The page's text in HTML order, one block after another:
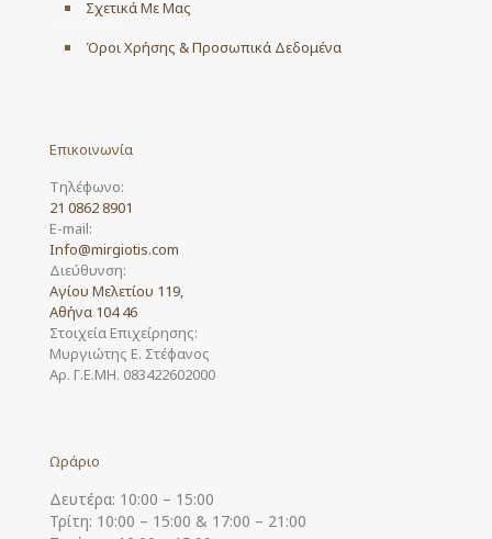
Σχετικά Με Μας
Όροι Χρήσης & Προσωπικά Δεδομένα
Επικοινωνία
Τηλέφωνο:
21 0862 8901
E-mail:
Info@mirgiotis.com
Διεύθυνση:
Αγίου Μελετίου 119,
Αθήνα 104 46
Στοιχεία Επιχείρησης:
Μυργιώτης Ε. Στέφανος
Αρ. Γ.Ε.ΜΗ. 083422602000
Ωράριο
Δευτέρα: 10:00 – 15:00
Τρίτη: 10:00 – 15:00 & 17:00 – 21:00